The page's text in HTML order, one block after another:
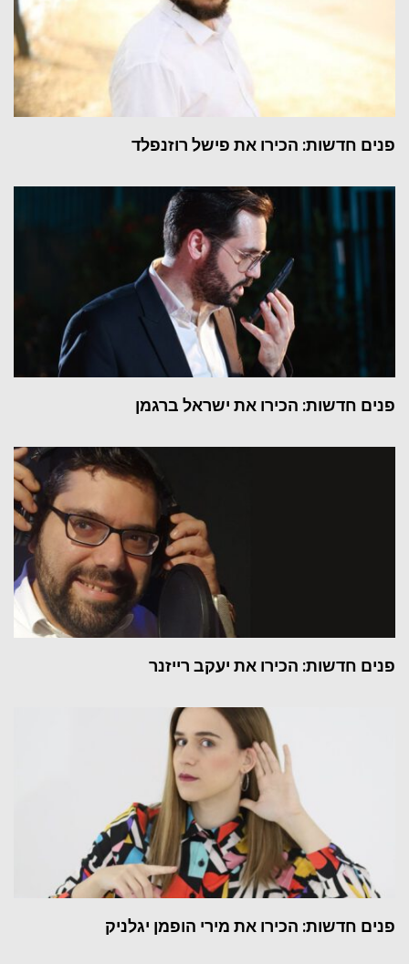
פנים חדשות: הכירו את פישל רוזנפלד
פנים חדשות: הכירו את ישראל ברגמן
פנים חדשות: הכירו את יעקב רייזנר
פנים חדשות: הכירו את מירי הופמן יגלניק